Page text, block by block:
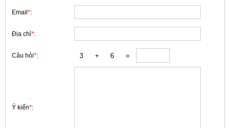
Email *:
Địa chỉ*:
Câu hỏi*:
Ý kiến*: